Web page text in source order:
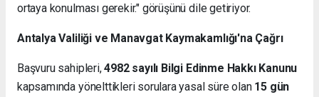
ortaya konulması gerekir." görüşünü dile getiriyor.
Antalya Valiliği ve Manavgat Kaymakamlığı'na Çağrı
Başvuru sahipleri,4982 sayılı Bilgi Edinme Hakkı Kanunu
kapsamında yönelttikleri sorulara yasal süre olan 15 gün